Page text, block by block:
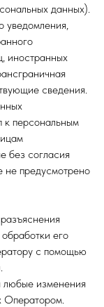
данных).
уведомления,
иностранных
сведения.
к персональным
без согласия
не предусмотрено
его
с помощью
любые изменения
Оператором.